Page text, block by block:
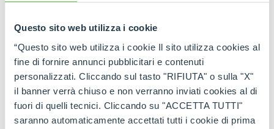
Questo sito web utilizza i cookie
“Questo sito web utilizza i cookie Il sito utilizza cookies al
fine di fornire annunci pubblicitari e contenuti
personalizzati. Cliccando sul tasto "RIFIUTA" o sulla "X"
il banner verrà chiuso e non verranno inviati cookies al di
fuori di quelli tecnici. Cliccando su "ACCETTA TUTTI"
saranno automaticamente accettati tutti i cookie di prima